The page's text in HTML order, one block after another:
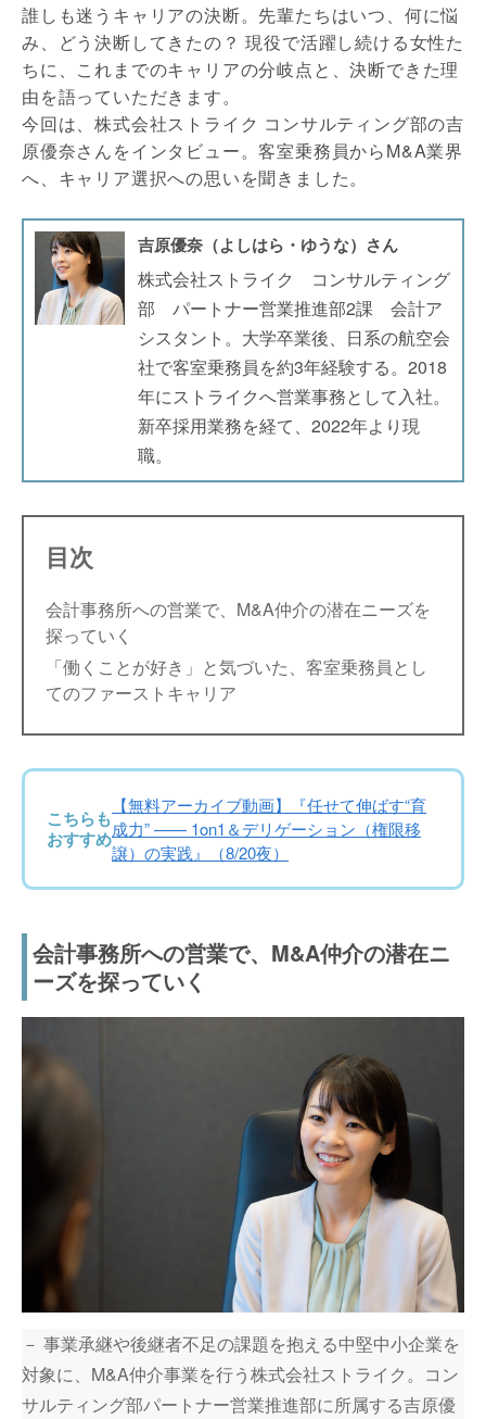
誰しも迷うキャリアの決断。先輩たちはいつ、何に悩
み、どう決断してきたの？ 現役で活躍し続ける女性た
ちに、これまでのキャリアの分岐点と、決断できた理
由を語っていただきます。
今回は、株式会社ストライク コンサルティング部の吉
原優奈さんをインタビュー。客室乗務員からM&A業界
へ、キャリア選択への思いを聞きました。
吉原優奈（よしはら・ゆうな）さん
株式会社ストライク コンサルティング
部 パートナー営業推進部2課 会計ア
シスタント。大学卒業後、日系の航空会
社で客室乗務員を約3年経験する。2018
年にストライクへ営業事務として入社。
新卒採用業務を経て、2022年より現
職。
目次
会計事務所への営業で、M&A仲介の潜在ニーズを
探っていく
「働くことが好き」と気づいた、客室乗務員とし
てのファーストキャリア
こちらも
おすすめ
【無料アーカイブ動画】『任せて伸ばす“育
成力” —— 1on1＆デリゲーション（権限移
譲）の実践』（8/20夜）
会計事務所への営業で、M&A仲介の潜在ニ
ーズを探っていく
－ 事業承継や後継者不足の課題を抱える中堅中小企業を
対象に、M&A仲介事業を行う株式会社ストライク。コン
サルティング部パートナー営業推進部に所属する吉原優